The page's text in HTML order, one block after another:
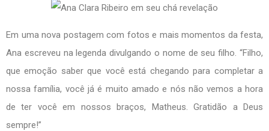
Em uma nova postagem com fotos e mais momentos da festa,
Ana escreveu na legenda divulgando o nome de seu filho. “Filho,
que emoção saber que você está chegando para completar a
nossa família, você já é muito amado e nós não vemos a hora
de ter você em nossos braços, Matheus. Gratidão a Deus
sempre!”